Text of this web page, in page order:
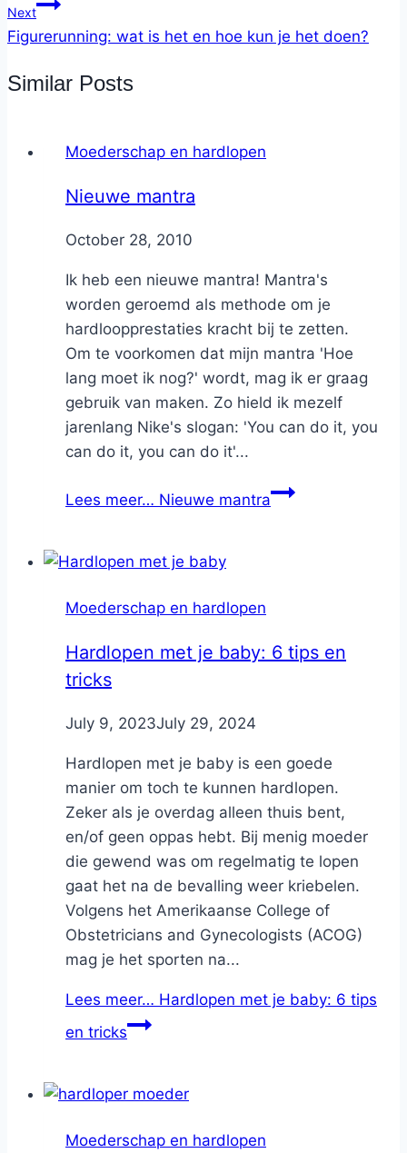
Next
Figurerunning: wat is het en hoe kun je het doen?
Similar Posts
Moederschap en hardlopen
Nieuwe mantra
ByNicole
October 28, 2010
Ik heb een nieuwe mantra! Mantra's
worden geroemd als methode om je
hardloopprestaties kracht bij te zetten.
Om te voorkomen dat mijn mantra 'Hoe
lang moet ik nog?' wordt, mag ik er graag
gebruik van maken. Zo hield ik mezelf
jarenlang Nike's slogan: 'You can do it, you
can do it, you can do it'...
Lees meer… Nieuwe mantra
Moederschap en hardlopen
Hardlopen met je baby: 6 tips en
tricks
ByNicole
July 9, 2023July 29, 2024
Hardlopen met je baby is een goede
manier om toch te kunnen hardlopen.
Zeker als je overdag alleen thuis bent,
en/of geen oppas hebt. Bij menig moeder
die gewend was om regelmatig te lopen
gaat het na de bevalling weer kriebelen.
Volgens het Amerikaanse College of
Obstetricians and Gynecologists (ACOG)
mag je het sporten na...
Lees meer… Hardlopen met je baby: 6 tips
en tricks
Moederschap en hardlopen